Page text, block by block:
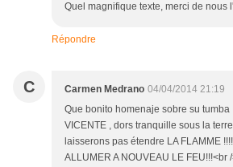
Quel magnifique texte, merci de nous
Répondre
C Carmen Medrano 04/04/2014 21:19
Que bonito homenaje sobre su tumba
VICENTE , dors tranquille sous la
laisserons pas étendre LA FLAMME
ALLUMER A NOUVEAU LE FEU!!!<br